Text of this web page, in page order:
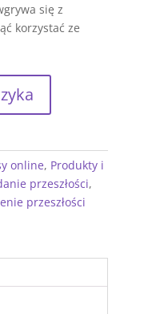
się z
korzystać ze
online, Produkty i
przeszłości,
przeszłości